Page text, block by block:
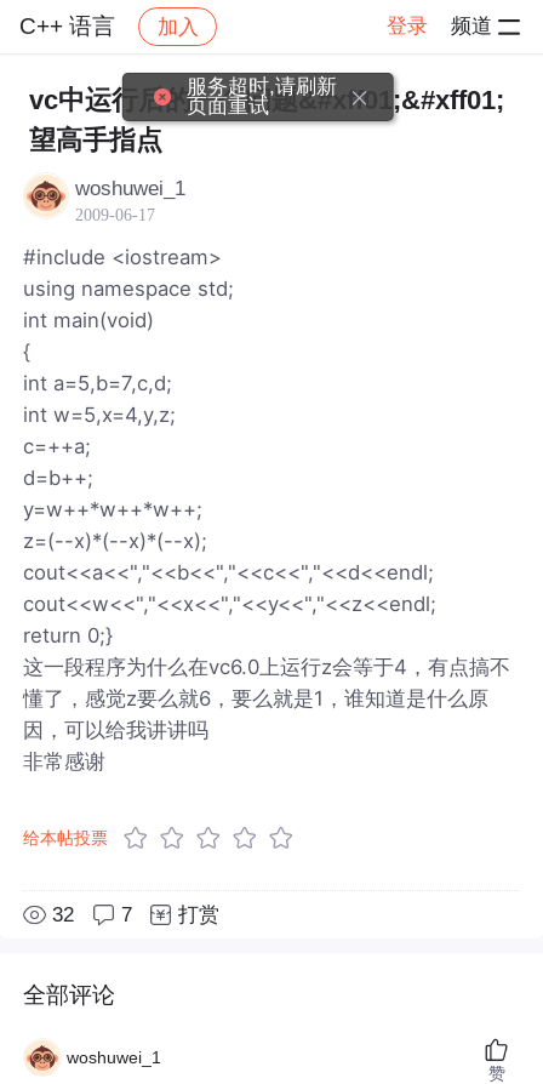
C++ 语言 加入 登录 频道
社区 C++ 语言 帖子详情
vc中运行后的一个问题&#xff01;&#xff01;
望高手指点
woshuwei_1
2009-06-17
#include <iostream>
using namespace std;
int main(void)
{
int a=5,b=7,c,d;
int w=5,x=4,y,z;
c=++a;
d=b++;
y=w++*w++*w++;
z=(--x)*(--x)*(--x);
cout<<a<<","<<b<<","<<c<<","<<d<<endl;
cout<<w<<","<<x<<","<<y<<","<<z<<endl;
return 0;}
这一段程序为什么在vc6.0上运行z会等于4，有点搞不
懂了，感觉z要么就6，要么就是1，谁知道是什么原
因，可以给我讲讲吗
非常感谢
给本帖投票
32 7 打赏
全部评论
woshuwei_1
赞
服务超时,请刷新
页面重试